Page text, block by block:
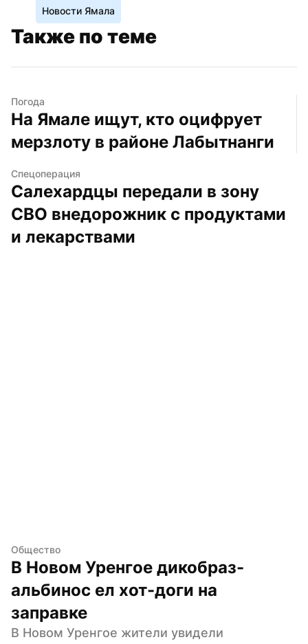
Новости Ямала
Также по теме
Погода
На Ямале ищут, кто оцифрует
мерзлоту в районе Лабытнанги
Спецоперация
Салехардцы передали в зону
СВО внедорожник с продуктами
и лекарствами
Общество
В Новом Уренгое дикобраз-
альбинос ел хот-доги на
заправке
В Новом Уренгое жители увидели